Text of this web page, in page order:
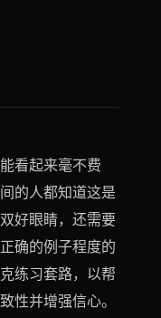
看起来毫不费
的人都知道这是
好眼睛，还需要
确的例子程度的
练习套路，以帮
性并增强信心。